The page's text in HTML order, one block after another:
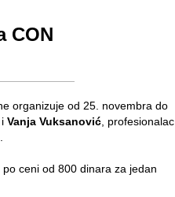
CON
organizuje od 25. novembra do
Vanja Vuksanović , profesionalac
, po ceni od 800 dinara za jedan